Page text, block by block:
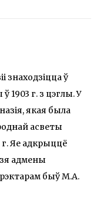
знаходзіцца ў
1903 г. з цэглы. У
якая была
асветы
г. Яе адкрыццё
адмены
быў М.А.